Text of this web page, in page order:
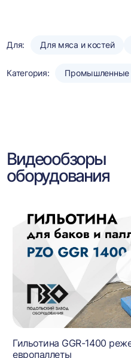
Для: Для мяса и костей
Категория: Промышленные
Видеообзоры
оборудования
Гильотина GGR-1400
европаллеты